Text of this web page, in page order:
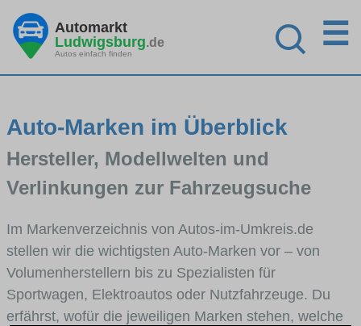
Automarkt
Ludwigsburg.de
Autos einfach finden
☰
Auto-Marken im Überblick
Hersteller, Modellwelten und
Verlinkungen zur Fahrzeugsuche
Im Markenverzeichnis von Autos-im-Umkreis.de
stellen wir die wichtigsten Auto-Marken vor – von
Volumenherstellern bis zu Spezialisten für
Sportwagen, Elektroautos oder Nutzfahrzeuge. Du
erfährst, wofür die jeweiligen Marken stehen, welche